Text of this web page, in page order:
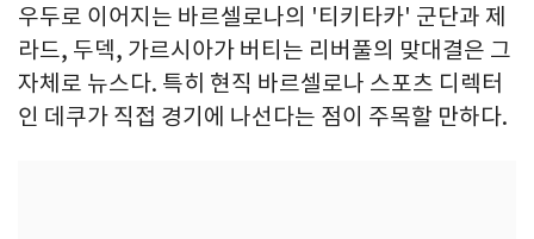
우두로 이어지는 바르셀로나의 '티키타카' 군단과 제
라드, 두덱, 가르시아가 버티는 리버풀의 맞대결은 그
자체로 뉴스다. 특히 현직 바르셀로나 스포츠 디렉터
인 데쿠가 직접 경기에 나선다는 점이 주목할 만하다.